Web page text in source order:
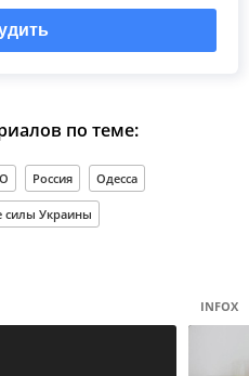
по теме:
Россия Одесса
силы Украины
INFOX